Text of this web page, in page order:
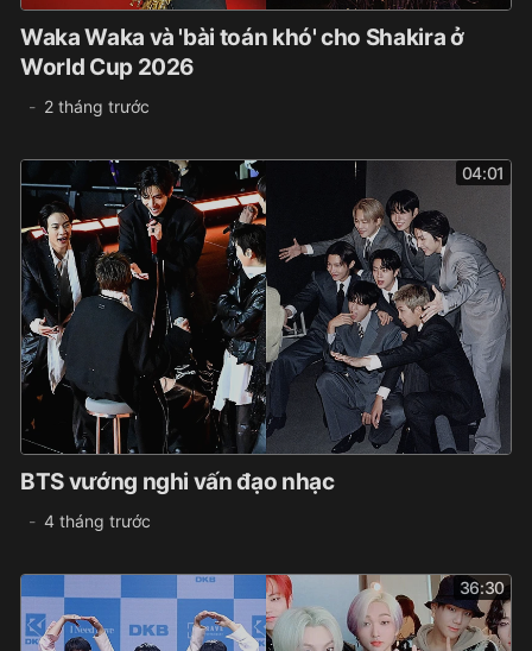
Waka Waka và 'bài toán khó' cho Shakira ở
World Cup 2026
2 tháng trước
04:01
BTS vướng nghi vấn đạo nhạc
4 tháng trước
36:30